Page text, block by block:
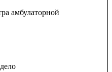
амбулаторной